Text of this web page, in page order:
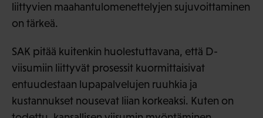
liittyvien maahantulomenettelyjen sujuvoittaminen
on tärkeä.
SAK pitää kuitenkin huolestuttavana, että D-
viisumiin liittyvät prosessit kuormittaisivat
entuudestaan lupapalvelujen ruuhkia ja
kustannukset nousevat liian korkeaksi. Kuten on